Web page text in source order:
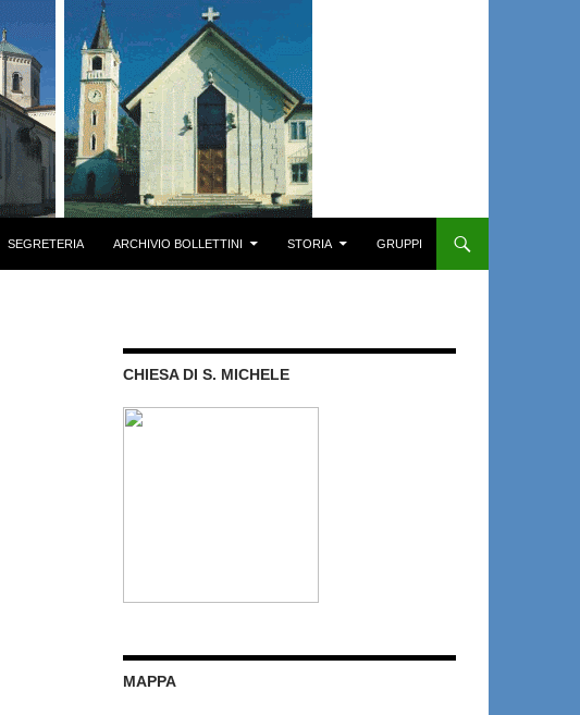
SEGRETERIA ARCHIVIO BOLLETTINI STORIA GRUPPI
CHIESA DI S. MICHELE
MAPPA